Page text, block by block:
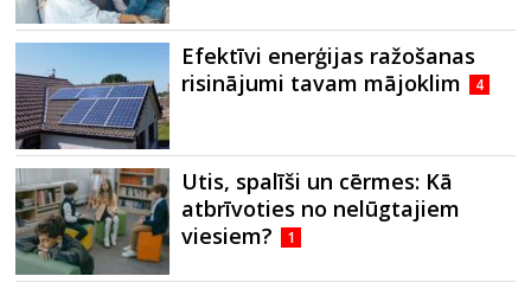
Efektīvi enerģijas ražošanas
risinājumi tavam mājoklim
4
Utis, spalīši un cērmes: Kā
atbrīvoties no nelūgtajiem
viesiem?
1